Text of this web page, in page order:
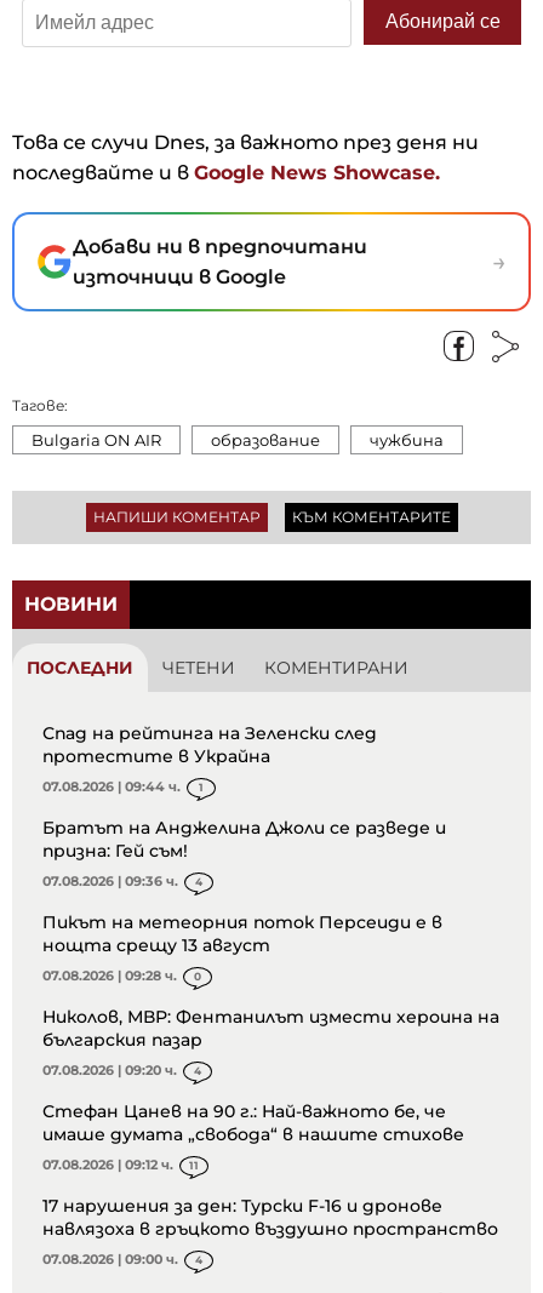
Това се случи Dnes, за важното през деня ни
последвайте и в Google News Showcase.
Добави ни в предпочитани
източници в Google
→
Тагове:
Bulgaria ON AIR образование чужбина
НАПИШИ КОМЕНТАР КЪМ КОМЕНТАРИТЕ
НОВИНИ
ПОСЛЕДНИ ЧЕТЕНИ КОМЕНТИРАНИ
Спад на рейтинга на Зеленски след
протестите в Украйна
07.08.2026 | 09:44 ч. 1
Братът на Анджелина Джоли се разведе и
призна: Гей съм!
07.08.2026 | 09:36 ч. 4
Пикът на метеорния поток Персеиди е в
нощта срещу 13 август
07.08.2026 | 09:28 ч. 0
Николов, МВР: Фентанилът измести хероина на
българския пазар
07.08.2026 | 09:20 ч. 4
Стефан Цанев на 90 г.: Най-важното бе, че
имаше думата „свобода“ в нашите стихове
07.08.2026 | 09:12 ч. 11
17 нарушения за ден: Турски F-16 и дронове
навлязоха в гръцкото въздушно пространство
07.08.2026 | 09:00 ч. 4